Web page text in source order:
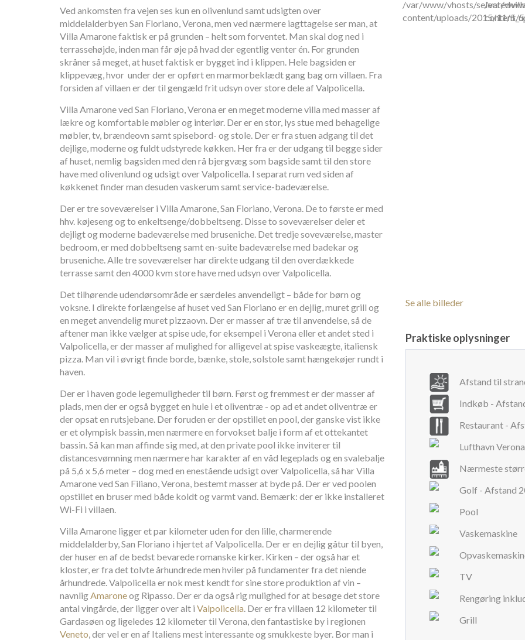
Ved ankomsten fra vejen ses kun en olivenlund samt udsigten over
middelalderbyen San Floriano, Verona, men ved nærmere iagttagelse ser man, at
Villa Amarone faktisk er på grunden – helt som forventet. Man skal dog ned i
terrassehøjde, inden man får øje på hvad der egentlig venter én. For grunden
skråner så meget, at huset faktisk er bygget ind i klippen. Hele bagsiden er
klippevæg, hvor under der er opført en marmorbeklædt gang bag om villaen. Fra
forsiden af villaen er der til gengæld frit udsyn over store dele af Valpolicella.
Villa Amarone ved San Floriano, Verona er en meget moderne villa med masser af
lækre og komfortable møbler og interiør. Der er en stor, lys stue med behagelige
møbler, tv, brændeovn samt spisebord- og stole. Der er fra stuen adgang til det
dejlige, moderne og fuldt udstyrede køkken. Her fra er der udgang til begge sider
af huset, nemlig bagsiden med den rå bjergvæg som bagside samt til den store
have med olivenlund og udsigt over Valpolicella. I separat rum ved siden af
køkkenet finder man desuden vaskerum samt service-badeværelse.
Der er tre soveværelser i Villa Amarone, San Floriano, Verona. De to første er med
hhv. køjeseng og to enkeltsenge/dobbeltseng. Disse to soveværelser deler et
dejligt og moderne badeværelse med bruseniche. Det tredje soveværelse, master
bedroom, er med dobbeltseng samt en-suite badeværelse med badekar og
bruseniche. Alle tre soveværelser har direkte udgang til den overdækkede
terrasse samt den 4000 kvm store have med udsyn over Valpolicella.
Det tilhørende udendørsområde er særdeles anvendeligt – både for børn og
voksne. I direkte forlængelse af huset ved San Floriano er en dejlig, muret grill og
en meget anvendelig muret pizzaovn. Der er masser af træ til anvendelse, så de
aftener man ikke vælger at spise ude, for eksempel i Verona eller et andet sted i
Valpolicella, er der masser af mulighed for alligevel at spise vaskeægte, italiensk
pizza. Man vil i øvrigt finde borde, bænke, stole, solstole samt hængekøjer rundt i
haven.
Der er i haven gode legemuligheder til børn. Først og fremmest er der masser af
plads, men der er også bygget en hule i et oliventræ - op ad et andet oliventræ er
der opsat en rutsjebane. Der foruden er der opstillet en pool, der ganske vist ikke
er et olympisk bassin, men nærmere en forvokset balje i form af et ottekantet
bassin. Så kan man affinde sig med, at den private pool ikke inviterer til
distancesvømning men nærmere har karakter af en våd legeplads og en svalebalje
på 5,6 x 5,6 meter – dog med en enestående udsigt over Valpolicella, så har Villa
Amarone ved San Filiano, Verona, bestemt masser at byde på. Der er ved poolen
opstillet en bruser med både koldt og varmt vand. Bemærk: der er ikke installeret
Wi-Fi i villaen.
Villa Amarone ligger et par kilometer uden for den lille, charmerende
middelalderby, San Floriano i hjertet af Valpolicella. Der er en dejlig gåtur til byen,
der huser en af de bedst bevarede romanske kirker. Kirken – der også har et
kloster, er fra det tolvte århundrede men hviler på fundamenter fra det niende
århundrede. Valpolicella er nok mest kendt for sine store produktion af vin –
navnligAmaroneog Ripasso. Der er da også rig mulighed for at besøge det store
antal vingårde, der ligger over alt i Valpolicella. Der er fra villaen 12 kilometer til
Gardasøen og ligeledes 12 kilometer til Verona, den fantastiske by i regionen
Veneto, der vel er en af Italiens mest interessante og smukkeste byer. Bor man i
/var/www/vhosts/
content/uploads/2015/11/
/var/
content/
Se alle billeder
Praktiske oplysninger
Afstand til
Indkøb -
Restaurant -
Lufthavn
Nærmeste
Golf - Afstand
Pool
Vaskemaskine
TV
Rengøring
Grill